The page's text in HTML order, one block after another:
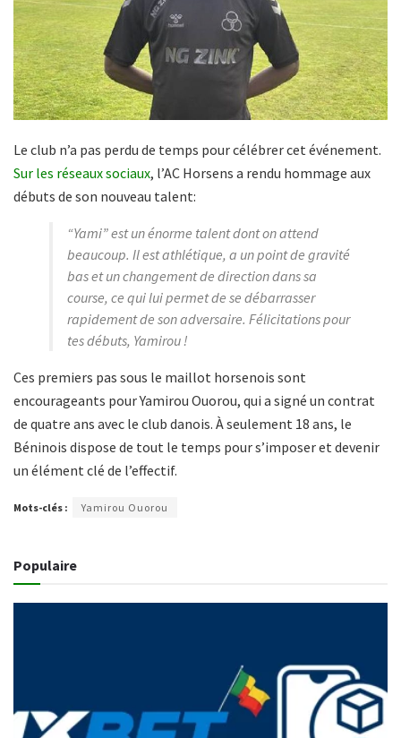
Le club n’a pas perdu de temps pour célébrer cet événement.
Sur les réseaux sociaux, l’AC Horsens a rendu hommage aux
débuts de son nouveau talent:
“Yami” est un énorme talent dont on attend
beaucoup. Il est athlétique, a un point de gravité
bas et un changement de direction dans sa
course, ce qui lui permet de se débarrasser
rapidement de son adversaire. Félicitations pour
tes débuts, Yamirou !
Ces premiers pas sous le maillot horsenois sont
encourageants pour Yamirou Ouorou, qui a signé un contrat
de quatre ans avec le club danois. À seulement 18 ans, le
Béninois dispose de tout le temps pour s’imposer et devenir
un élément clé de l’effectif.
Mots-clés : Yamirou Ouorou
Populaire